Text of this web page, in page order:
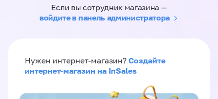
Если вы сотрудник магазина —
войдите в панель администратора
Нужен интернет-магазин? Создайте
интернет-магазин на InSales